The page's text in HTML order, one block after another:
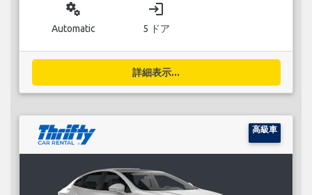
miscellaneous_services
Automatic
login
5 ドア
詳細表示...
高級車